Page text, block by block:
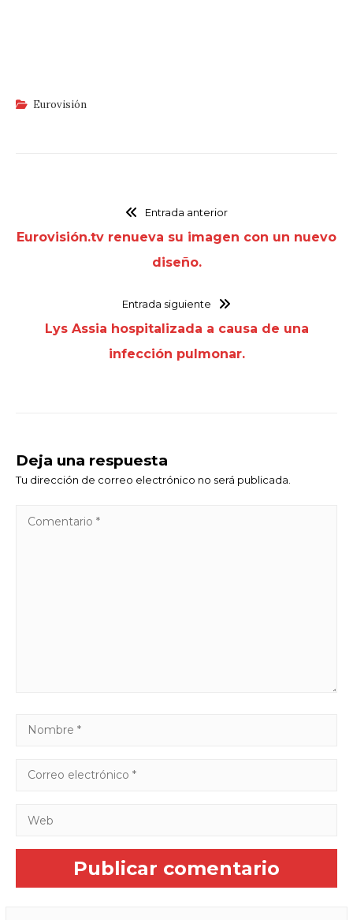
Eurovisión
Entrada anterior
Eurovisión.tv renueva su imagen con un nuevo
diseño.
Entrada siguiente
Lys Assia hospitalizada a causa de una
infección pulmonar.
Deja una respuesta
Tu dirección de correo electrónico no será publicada.